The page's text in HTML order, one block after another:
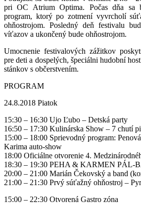
pri OC Atrium Optima. Počas dňa sa
program, ktorý po zotmení vyvrcholí
ohňostrojom. Posledný deň festivalu
víťazov a ukončený bude ohňostrojom.
Umocnenie festivalových zážitkov
pre deti a dospelých, špeciálni hudobní
stánkov s občerstvením.
PROGRAM
24.8.2018 Piatok
15:30 – 16:30 Ujo Ľubo – Detská party
16:50 – 17:30 Kulinárska Show – 7 chutí
15:00 – 18:00 Sprievodný program:
Karima auto-show
18:00 Oficiálne otvorenie 4.
18:30 – 19:30 PEHA & KARMEN PÁL-
20:00 – 21:00 Marián Čekovský a band
21:00 – 21:30 Prvý súťažný ohňostroj –
15:00 – 22:30 Otvorená Gastro zóna